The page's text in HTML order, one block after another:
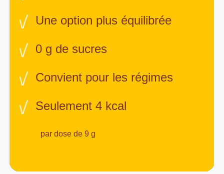
Une option plus équilibrée
0 g de sucres
Convient pour les régimes
Seulement 4 kcal
par dose de 9 g